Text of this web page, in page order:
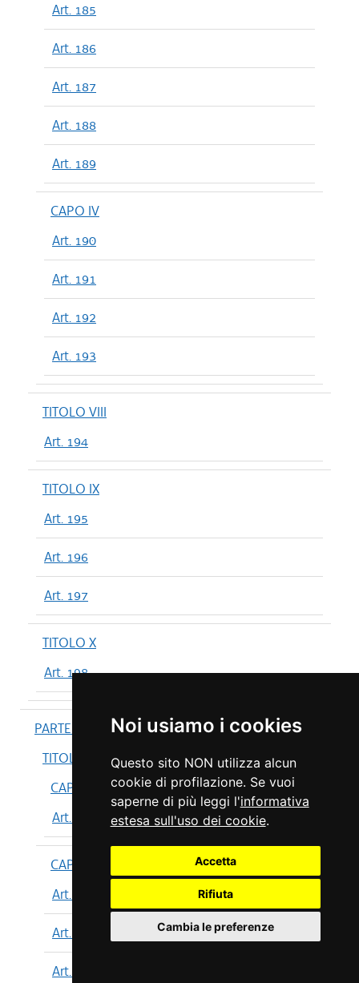
Noi usiamo i cookies
Questo sito NON utilizza alcun
cookie di profilazione. Se vuoi
saperne di più leggi l'informativa
estesa sull'uso dei cookie.
Accetta
Rifiuta
Cambia le preferenze
Art. 185
Art. 186
Art. 187
Art. 188
Art. 189
CAPO IV
Art. 190
Art. 191
Art. 192
Art. 193
TITOLO VIII
Art. 194
TITOLO IX
Art. 195
Art. 196
Art. 197
TITOLO X
Art. 198
PARTE IV
TITOLO I
CAPO I
Art. 199
CAPO II
Art. 200
Art. 201
Art. 202